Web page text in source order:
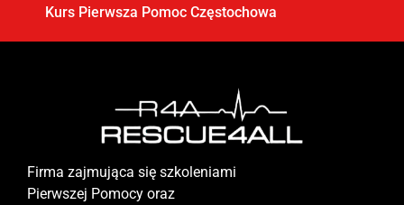
Kurs Pierwsza Pomoc Częstochowa
Firma zajmująca się szkoleniami
Pierwszej Pomocy oraz